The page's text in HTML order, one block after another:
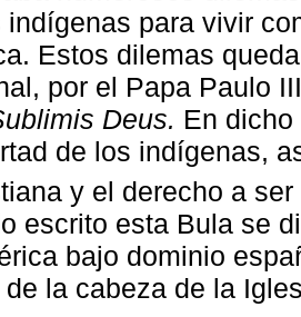
indígenas para vivir
Estos dilemas
por el Papa Paulo
Deus. En
de los indígenas,
y el derecho a
escrito esta Bula se
bajo dominio
la cabeza de la